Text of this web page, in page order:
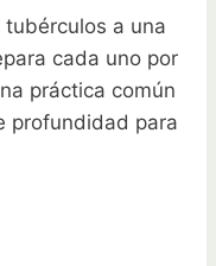
a una
cada uno por
práctica común
profundidad para